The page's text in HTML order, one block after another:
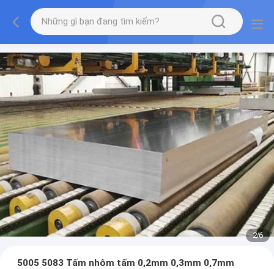
2/6
5005 5083 Tấm nhôm tấm 0,2mm 0,3mm 0,7mm